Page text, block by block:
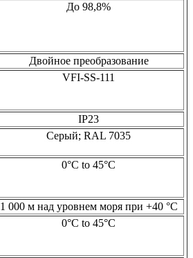
До 98,8%
Двойное преобразование
VFI-SS-111
IP23
Серый; RAL 7035
0°C to 45°C
1 000 м над уровнем моря при +40 °C
0°C to 45°C